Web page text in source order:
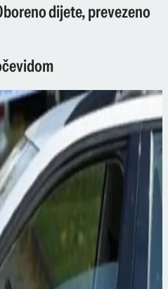
dijete, prevezeno